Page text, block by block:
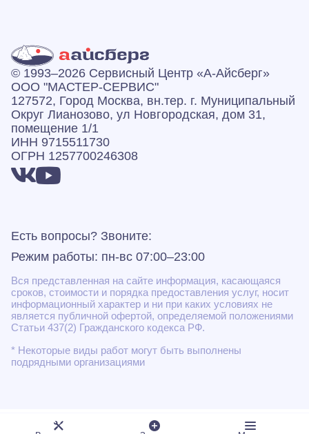
© 1993–2026 Сервисный Центр «А‑Айсберг»
ООО "МАСТЕР-СЕРВИС"
127572, Город Москва, вн.тер. г. Муниципальный
Округ Лианозово, ул Новгородская, дом 31,
помещение 1/1
ИНН 9715511730
ОГРН 1257700246308
Есть вопросы? Звоните:
Режим работы: пн-вс 07:00–23:00
Вся представленная на сайте информация, касающаяся
сроков, стоимости и порядка предоставления услуг, носит
информационный характер и ни при каких условиях не
является публичной офертой, определяемой положениями
Статьи 437(2) Гражданского кодекса РФ.
* Некоторые виды работ могут быть выполнены
подрядными организациями